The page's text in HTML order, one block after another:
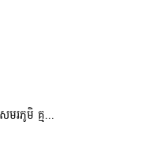
រភូមិ គ្ម...